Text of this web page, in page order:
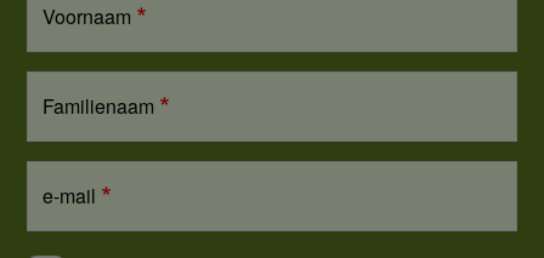
Voornaam
Familienaam
e-mail